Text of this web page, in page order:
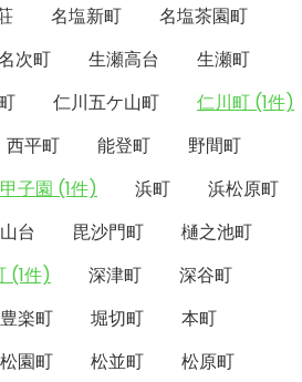
名塩新町
名塩茶園町
次町 生瀬高台
生瀬町
仁川五ケ山町
仁川町 (1件)
西平町 能登町
野間町
子園 (1件) 浜町
浜松原町
台 毘沙門町
樋之池町
(1件) 深津町
深谷町
豊楽町 堀切町
本町
松園町 松並町 松原町